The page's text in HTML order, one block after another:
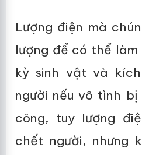
Lượng điện mà
lượng để có thể
kỳ sinh vật và
người nếu vô tình
công, tuy lượng
chết người, nhưng